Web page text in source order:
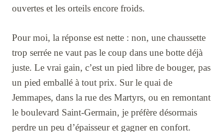
ouvertes et les orteils encore froids.
Pour moi, la réponse est nette : non, une chaussette
trop serrée ne vaut pas le coup dans une botte déjà
juste. Le vrai gain, c’est un pied libre de bouger, pas
un pied emballé à tout prix. Sur le quai de
Jemmapes, dans la rue des Martyrs, ou en remontant
le boulevard Saint-Germain, je préfère désormais
perdre un peu d’épaisseur et gagner en confort.